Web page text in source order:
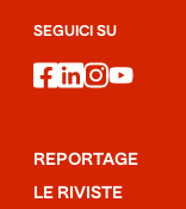
SEGUICI SU
facebook
linkedin
instagram
youtube
REPORTAGE
LE RIVISTE